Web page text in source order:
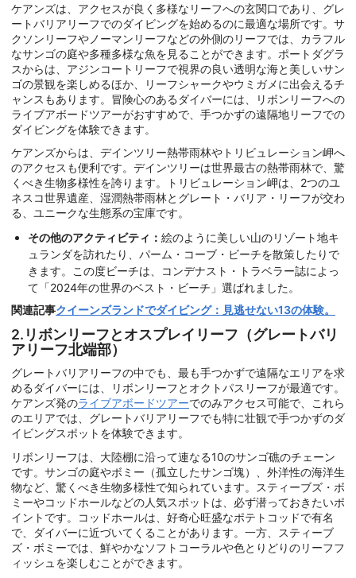
ケアンズは、アクセスが良く多様なリーフへの玄関口であり、グレ
ートバリアリーフでのダイビングを始めるのに最適な場所です。サ
クソンリーフやノーマンリーフなどの外側のリーフでは、カラフル
なサンゴの庭や多種多様な魚を見ることができます。ポートダグラ
スからは、アジンコートリーフで視界の良い透明な海と美しいサン
ゴの景観を楽しめるほか、リーフシャークやウミガメに出会えるチ
ャンスもあります。冒険心のあるダイバーには、リボンリーフへの
ライブアボードツアーがおすすめで、手つかずの遠隔地リーフでの
ダイビングを体験できます。
ケアンズからは、デインツリー熱帯雨林やトリビュレーション岬へ
のアクセスも便利です。デインツリーは世界最古の熱帯雨林で、驚
くべき生物多様性を誇ります。トリビュレーション岬は、2つのユ
ネスコ世界遺産、湿潤熱帯雨林とグレート・バリア・リーフが交わ
る、ユニークな生態系の宝庫です。
その他のアクティビティ： 絵のように美しい山のリゾート地キ
ュランダを訪れたり、パーム・コーブ・ビーチを散策したりで
きます。この度ビーチは、コンデナスト・トラベラー誌によっ
て「2024年の世界のベスト・ビーチ」選ばれました。
関連記事クイーンズランドでダイビング：見逃せない13の体験。
2.リボンリーフとオスプレイリーフ（グレートバリ
アリーフ北端部）
グレートバリアリーフの中でも、最も手つかずで遠隔なエリアを求
めるダイバーには、リボンリーフとオクトパスリーフが最適です。
ケアンズ発のライブアボードツアーでのみアクセス可能で、これら
のエリアでは、グレートバリアリーフでも特に壮観で手つかずのダ
イビングスポットを体験できます。
リボンリーフは、大陸棚に沿って連なる10のサンゴ礁のチェーン
です。サンゴの庭やボミー（孤立したサンゴ塊）、外洋性の海洋生
物など、驚くべき生物多様性で知られています。スティーブズ・ボ
ミーやコッドホールなどの人気スポットは、必ず潜っておきたいポ
イントです。コッドホールは、好奇心旺盛なポテトコッドで有名
で、ダイバーに近づいてくることがあります。一方、スティーブ
ズ・ボミーでは、鮮やかなソフトコーラルや色とりどりのリーフフ
ィッシュを楽しむことができます。